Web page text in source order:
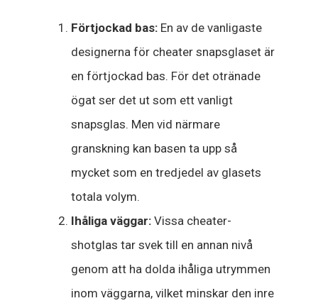
Förtjockad bas: En av de vanligaste
designerna för cheater snapsglaset är
en förtjockad bas. För det otränade
ögat ser det ut som ett vanligt
snapsglas. Men vid närmare
granskning kan basen ta upp så
mycket som en tredjedel av glasets
totala volym.
Ihåliga väggar: Vissa cheater-
shotglas tar svek till en annan nivå
genom att ha dolda ihåliga utrymmen
inom väggarna, vilket minskar den inre